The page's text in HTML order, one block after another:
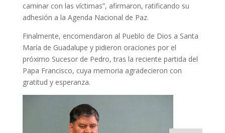
caminar con las víctimas”, afirmaron, ratificando su
adhesión a la Agenda Nacional de Paz.
Finalmente, encomendaron al Pueblo de Dios a Santa
María de Guadalupe y pidieron oraciones por el
próximo Sucesor de Pedro, tras la reciente partida del
Papa Francisco, cuya memoria agradecieron con
gratitud y esperanza.